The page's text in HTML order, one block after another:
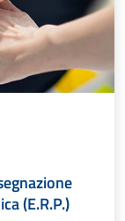
(E.R.P.)